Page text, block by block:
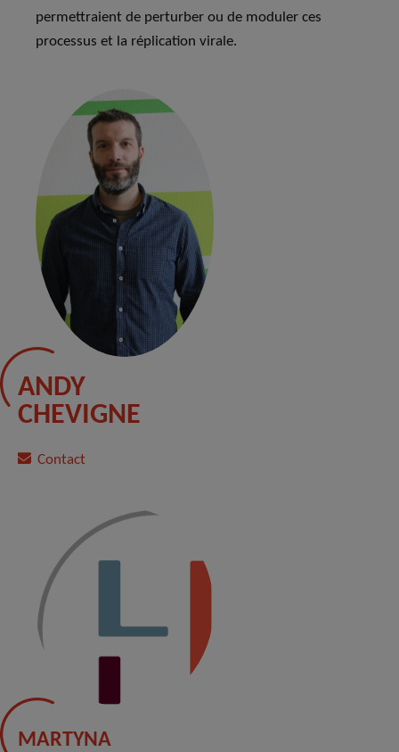
permettraient de perturber ou de moduler ces
processus et la réplication virale.
ANDY
CHEVIGNE
Contact
MARTYNA